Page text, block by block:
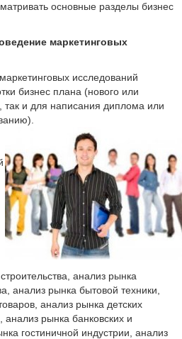
основные разделы бизнес
маркетинговых
исследований
бизнес плана (нового или
так и для написания диплома или
анализ рынка
анализ рынка бытовой техники,
анализ рынка детских
анализ рынка банковских и
гостиничной индустрии, анализ